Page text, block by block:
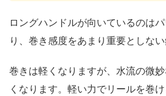
ロングハンドルが向いているのは
り、巻き感度をあまり重要としない
巻きは軽くなりますが、水流の微
くなります。軽い力でリールを巻